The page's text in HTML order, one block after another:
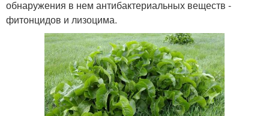
обнаружения в нем антибактериальных веществ -
фитонцидов и лизоцима.